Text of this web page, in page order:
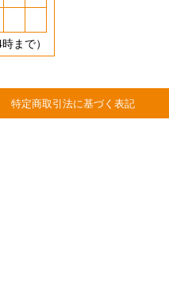
まで）
特定商取引法に基づく表記